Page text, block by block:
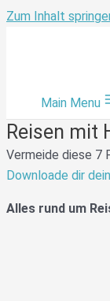
Zum Inhalt
Main Menu
Reisen mit
Vermeide diese 7
Downloade dir
Alles rund um